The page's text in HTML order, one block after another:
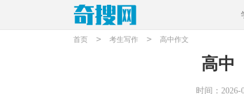
首页 > 考生写作 > 高中作文
高中
时间：2026-